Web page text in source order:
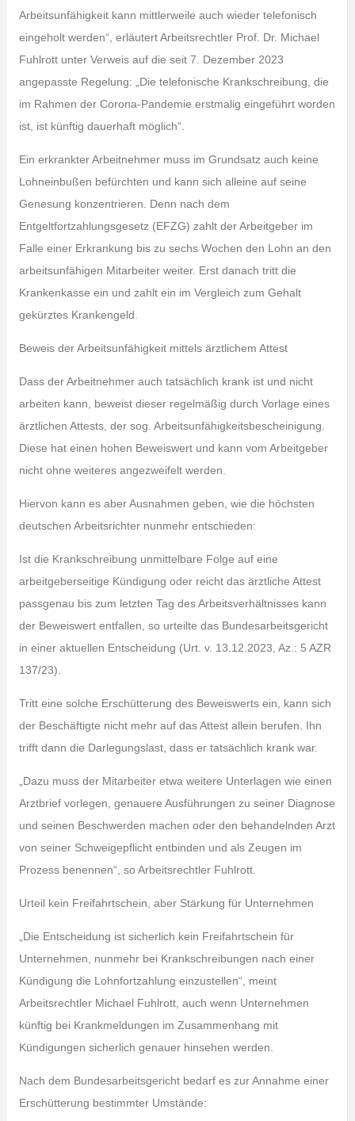
Arbeitsunfähigkeit kann mittlerweile auch wieder telefonisch
eingeholt werden“, erläutert Arbeitsrechtler Prof. Dr. Michael
Fuhlrott unter Verweis auf die seit 7. Dezember 2023
angepasste Regelung: „Die telefonische Krankschreibung, die
im Rahmen der Corona-Pandemie erstmalig eingeführt worden
ist, ist künftig dauerhaft möglich“.
Ein erkrankter Arbeitnehmer muss im Grundsatz auch keine
Lohneinbußen befürchten und kann sich alleine auf seine
Genesung konzentrieren. Denn nach dem
Entgeltfortzahlungsgesetz (EFZG) zahlt der Arbeitgeber im
Falle einer Erkrankung bis zu sechs Wochen den Lohn an den
arbeitsunfähigen Mitarbeiter weiter. Erst danach tritt die
Krankenkasse ein und zahlt ein im Vergleich zum Gehalt
gekürztes Krankengeld.
Beweis der Arbeitsunfähigkeit mittels ärztlichem Attest
Dass der Arbeitnehmer auch tatsächlich krank ist und nicht
arbeiten kann, beweist dieser regelmäßig durch Vorlage eines
ärztlichen Attests, der sog. Arbeitsunfähigkeitsbescheinigung.
Diese hat einen hohen Beweiswert und kann vom Arbeitgeber
nicht ohne weiteres angezweifelt werden.
Hiervon kann es aber Ausnahmen geben, wie die höchsten
deutschen Arbeitsrichter nunmehr entschieden:
Ist die Krankschreibung unmittelbare Folge auf eine
arbeitgeberseitige Kündigung oder reicht das ärztliche Attest
passgenau bis zum letzten Tag des Arbeitsverhältnisses kann
der Beweiswert entfallen, so urteilte das Bundesarbeitsgericht
in einer aktuellen Entscheidung (Urt. v. 13.12.2023, Az.: 5 AZR
137/23).
Tritt eine solche Erschütterung des Beweiswerts ein, kann sich
der Beschäftigte nicht mehr auf das Attest allein berufen. Ihn
trifft dann die Darlegungslast, dass er tatsächlich krank war.
„Dazu muss der Mitarbeiter etwa weitere Unterlagen wie einen
Arztbrief vorlegen, genauere Ausführungen zu seiner Diagnose
und seinen Beschwerden machen oder den behandelnden Arzt
von seiner Schweigepflicht entbinden und als Zeugen im
Prozess benennen“, so Arbeitsrechtler Fuhlrott.
Urteil kein Freifahrtschein, aber Stärkung für Unternehmen
„Die Entscheidung ist sicherlich kein Freifahrtschein für
Unternehmen, nunmehr bei Krankschreibungen nach einer
Kündigung die Lohnfortzahlung einzustellen“, meint
Arbeitsrechtler Michael Fuhlrott, auch wenn Unternehmen
künftig bei Krankmeldungen im Zusammenhang mit
Kündigungen sicherlich genauer hinsehen werden.
Nach dem Bundesarbeitsgericht bedarf es zur Annahme einer
Erschütterung bestimmter Umstände: